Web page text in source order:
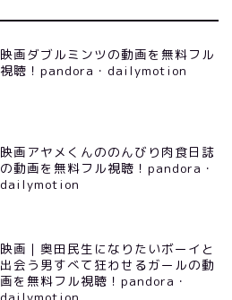
映画ダブルミンツの動画を無料フル
視聴！pandora・dailymotion
映画アヤメくんののんびり肉食日誌
の動画を無料フル視聴！pandora・
dailymotion
映画｜奥田民生になりたいボーイと
出会う男すべて狂わせるガールの動
画を無料フル視聴！pandora・